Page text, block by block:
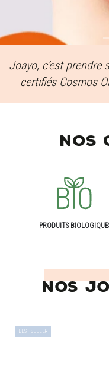
Joayo, c’est
certifiés Cosmos
NOS
PRODUITS
NOS
BEST SELLER